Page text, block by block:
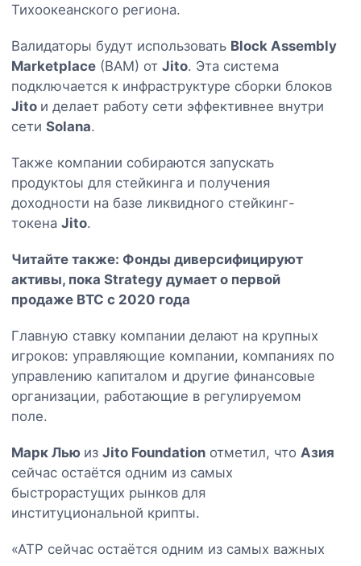
Тихоокеанского региона.
Валидаторы будут использовать Block Assembly
Marketplace (BAM) от Jito. Эта система
подключается к инфраструктуре сборки блоков
Jito и делает работу сети эффективнее внутри
сети Solana.
Также компании собираются запускать
продуктоы для стейкинга и получения
доходности на базе ликвидного стейкинг-
токена Jito.
Читайте также: Фонды диверсифицируют
активы, пока Strategy думает о первой
продаже BTC с 2020 года
Главную ставку компании делают на крупных
игроков: управляющие компании, компаниях по
управлению капиталом и другие финансовые
организации, работающие в регулируемом
поле.
Марк Лью из Jito Foundation отметил, что Азия
сейчас остаётся одним из самых
быстрорастущих рынков для
институциональной крипты.
«АТР сейчас остаётся одним из самых важных